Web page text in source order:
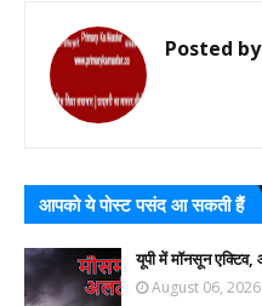
Posted
आपको ये पोस्ट पसंद आ सकती हैं
यूपी में मॉनसून एक्टिव,
August 06, 2026